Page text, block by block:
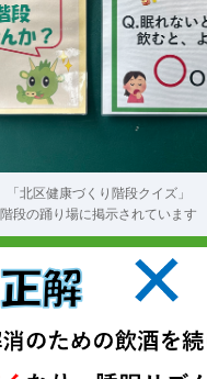
「北区健康づくり階段クイズ」
階段の踊り場に掲示されています